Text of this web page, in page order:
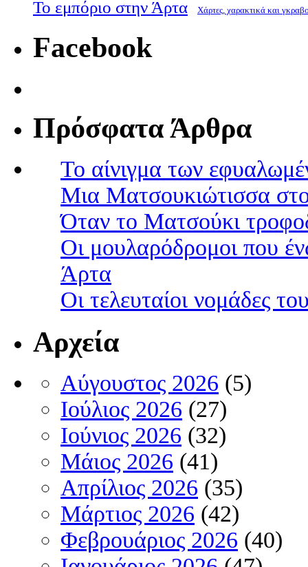
Το εμπόριο στην Άρτα Χάρτες, χαρακτικά και
Facebook
Πρόσφατα Άρθρα
Το αίνιγμα των
Μια Ματσουκιώτισσα
Όταν το Ματσούκι
Οι μουλαρόδρομοι που
Άρτα
Οι τελευταίοι νομάδες
Αρχεία
Αύγουστος 2026 (5)
Ιούλιος 2026 (27)
Ιούνιος 2026 (32)
Μάιος 2026 (41)
Απρίλιος 2026 (35)
Μάρτιος 2026 (42)
Φεβρουάριος 2026 (40)